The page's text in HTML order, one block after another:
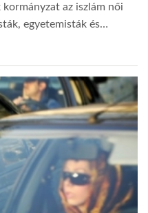
az iszlám női
egyetemisták és…